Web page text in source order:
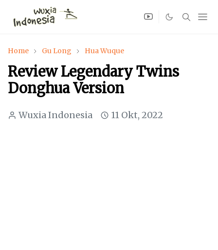
Home Gu Long Hua Wuque
Review Legendary Twins
Donghua Version
Wuxia Indonesia 11 Okt, 2022